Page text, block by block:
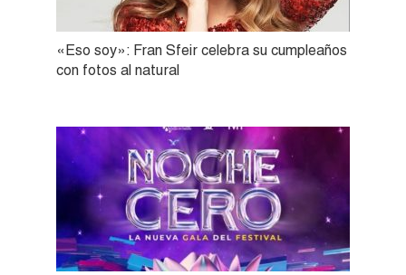
«Eso soy»: Fran Sfeir celebra su cumpleaños
con fotos al natural